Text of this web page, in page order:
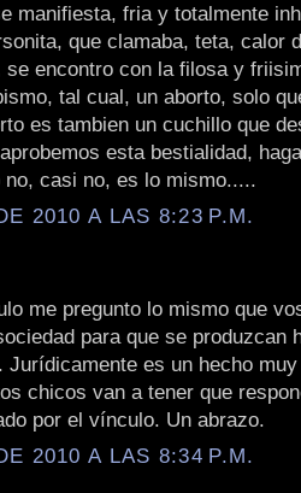
manifiesta, fria y totalmente
que clamaba, teta, calor
se encontro con la filosa y
tal cual, un aborto, solo
es tambien un cuchillo que
esta bestialidad,
casi no, es lo mismo.....
2010 A LAS 8:23 P.M.
me pregunto lo mismo que
para que se produzcan
es un hecho
chicos van a tener que
por el vínculo. Un abrazo.
2010 A LAS 8:34 P.M.